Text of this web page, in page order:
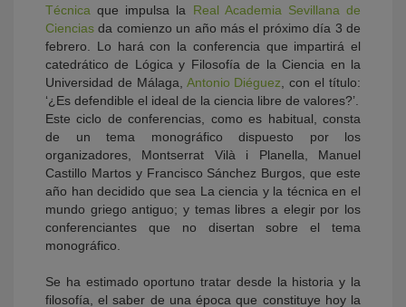
Técnica que impulsa la Real Academia Sevillana de
Ciencias da comienzo un año más el próximo día 3 de
febrero. Lo hará con la conferencia que impartirá el
catedrático de Lógica y Filosofía de la Ciencia en la
Universidad de Málaga, Antonio Diéguez , con el título:
‘¿Es defendible el ideal de la ciencia libre de valores?’.
Este ciclo de conferencias, como es habitual, consta
de un tema monográfico dispuesto por los
organizadores, Montserrat Vilà i Planella, Manuel
Castillo Martos y Francisco Sánchez Burgos, que este
año han decidido que sea La ciencia y la técnica en el
mundo griego antiguo; y temas libres a elegir por los
conferenciantes que no disertan sobre el tema
monográfico.
Se ha estimado oportuno tratar desde la historia y la
filosofía, el saber de una época que constituye hoy la